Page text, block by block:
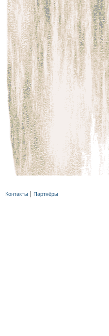
Контакты Партнёры